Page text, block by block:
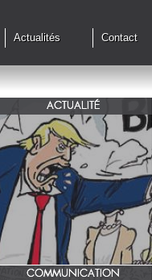
Actualités Contact
ACTUALITÉ
à Evian, Trump, une fois de
,s'en prend aux européens.
COMMUNICATION